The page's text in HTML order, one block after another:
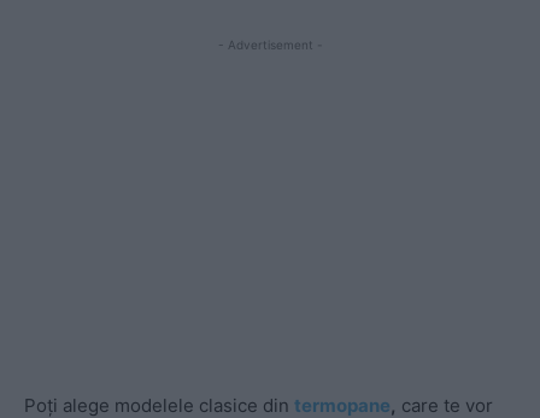
- Advertisement -
Poți alege modelele clasice din termopane, care te vor